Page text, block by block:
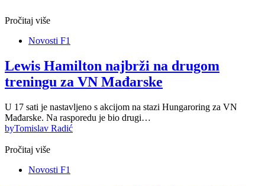
Pročitaj više
Novosti F1
Lewis Hamilton najbrži na drugom
treningu za VN Mađarske
U 17 sati je nastavljeno s akcijom na stazi Hungaroring za VN
Mađarske. Na rasporedu je bio drugi…
byTomislav Radić
Pročitaj više
Novosti F1